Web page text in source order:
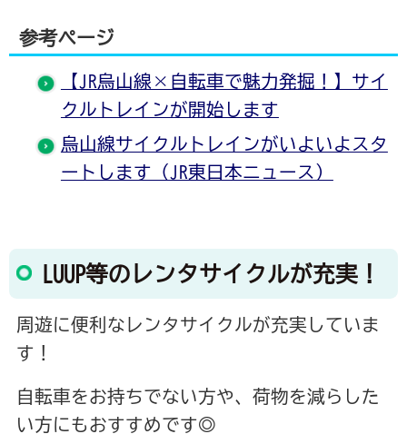
参考ページ
【JR烏山線×自転車で魅力発掘！】サイ
クルトレインが開始します
烏山線サイクルトレインがいよいよスタ
ートします（JR東日本ニュース）
LUUP等のレンタサイクルが充実！
周遊に便利なレンタサイクルが充実していま
す！
自転車をお持ちでない方や、荷物を減らした
い方にもおすすめです◎